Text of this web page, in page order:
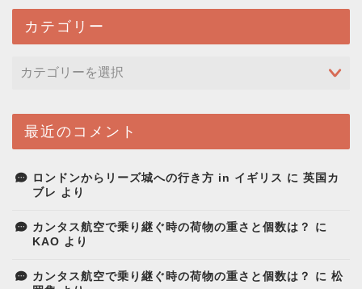
カテゴリー
最近のコメント
ロンドンからリーズ城への行き方 in イギリス に 英国カ
ブレ より
カンタス航空で乗り継ぐ時の荷物の重さと個数は？
に
KAO より
カンタス航空で乗り継ぐ時の荷物の重さと個数は？ に 松